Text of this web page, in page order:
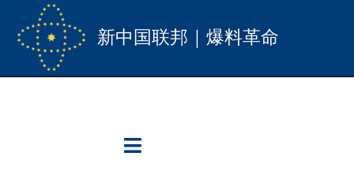
新中国联邦｜爆料革命